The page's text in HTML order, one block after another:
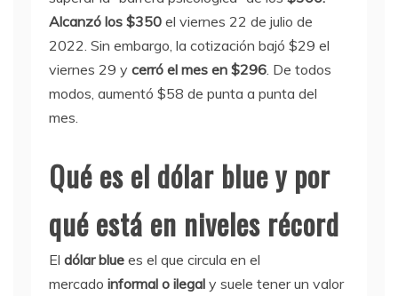
Alcanzó los $350 el viernes 22 de julio de
2022. Sin embargo, la cotización bajó $29 el
viernes 29 y cerró el mes en $296. De todos
modos, aumentó $58 de punta a punta del
mes.
Qué es el dólar blue y por
qué está en niveles récord
El dólar blue es el que circula en el
mercado informal o ilegal y suele tener un valor